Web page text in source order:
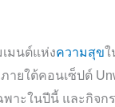
มนต์แห่งความสุขใ
ายใต้คอนเซ็ปต์
าะในปีนี้ และกิจก